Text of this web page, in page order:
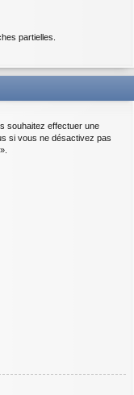
partielles.
souhaitez effectuer une
si vous ne désactivez pas